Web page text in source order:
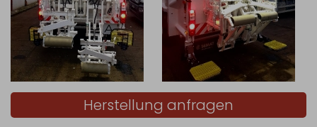
Herstellung anfragen